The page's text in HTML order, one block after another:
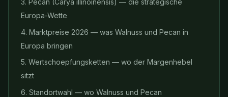
3. Pecan (Carya illinoinensis) — die strategische
Europa-Wette
4. Marktpreise 2026 — was Walnuss und Pecan in
Europa bringen
5. Wertschoepfungsketten — wo der Margenhebel
sitzt
6. Standortwahl — wo Walnuss und Pecan